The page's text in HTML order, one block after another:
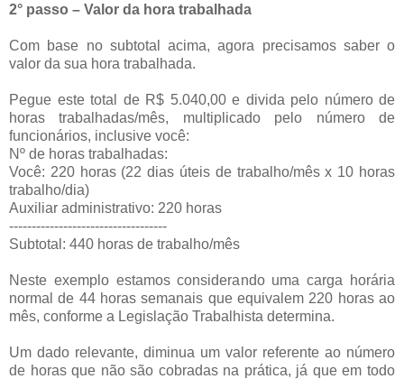
2° passo – Valor da hora trabalhada
Com base no subtotal acima, agora precisamos saber o
valor da sua hora trabalhada.
Pegue este total de R$ 5.040,00 e divida pelo número de
horas trabalhadas/mês, multiplicado pelo número de
funcionários, inclusive você:
Nº de horas trabalhadas:
Você: 220 horas (22 dias úteis de trabalho/mês x 10 horas
trabalho/dia)
Auxiliar administrativo: 220 horas
-----------------------------------
Subtotal: 440 horas de trabalho/mês
Neste exemplo estamos considerando uma carga horária
normal de 44 horas semanais que equivalem 220 horas ao
mês, conforme a Legislação Trabalhista determina.
Um dado relevante, diminua um valor referente ao número
de horas que não são cobradas na prática, já que em todo